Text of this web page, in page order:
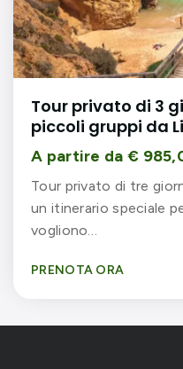
Tour privato di 3
piccoli gruppi da
A partire da €
Tour privato di tre
un itinerario speciale
vogliono…
PRENOTA ORA